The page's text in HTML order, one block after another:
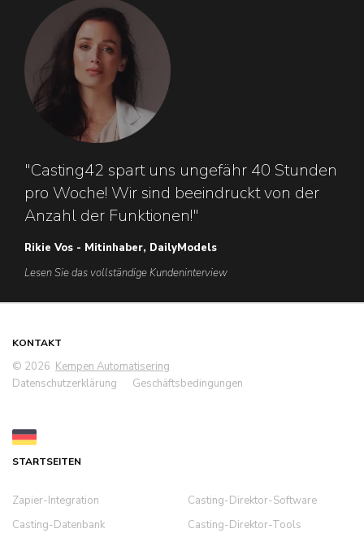
"Casting42 spart uns ungefähr 40 Stunden
pro Woche! Wir sind beeindruckt von der
Anzahl der Funktionen!"
Rikie Vos - Mitinhaber, DailyModels
Lesen Sie das vollständige Kundeninterview
KONTAKT
© 2026 Kempen Automatisering
Datenschutzerklärung
Geschäftsbedingungen
STARTSEITEN
Zapier-Integration
Casting-Datenbank
Casting-Direktor-Software
Casting-Direktor-Tools